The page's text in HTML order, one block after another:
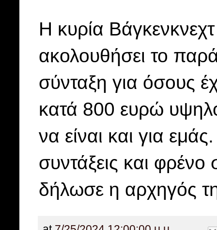
Η κυρία
ακολουθήσει το
σύνταξη για όσους
κατά 800 ευρώ
να είναι και για
συντάξεις και
δήλωσε η αρχηγός